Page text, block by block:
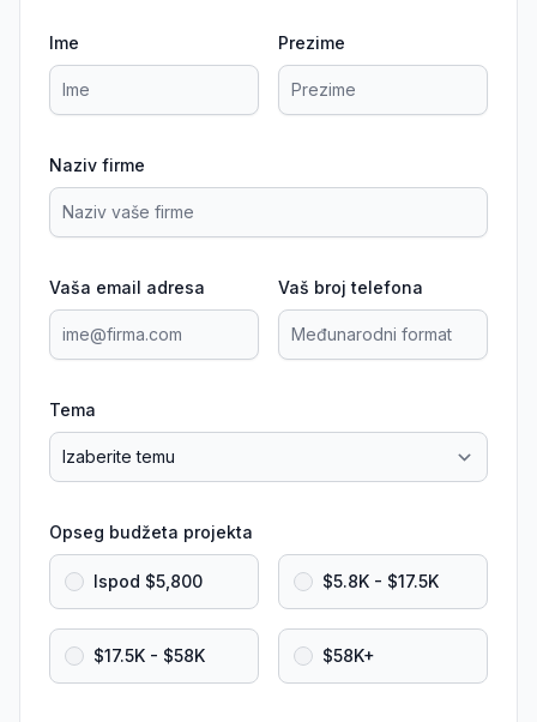
Ime Prezime
Naziv firme
Vaša email adresa Vaš broj telefona
Tema
Opseg budžeta projekta
Ispod $5,800 $5.8K - $17.5K
$17.5K - $58K $58K+